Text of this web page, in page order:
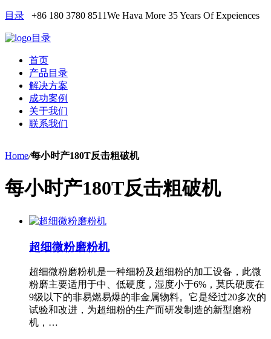
目录 +86 180 3780 8511We Hava More 35 Years Of Expeiences
目录
首页
产品目录
解决方案
成功案例
关于我们
联系我们
Home/每小时产180T反击粗破机
每小时产180T反击粗破机
超细微粉磨粉机
超细微粉磨粉机是一种细粉及超细粉的加工设备，此微
粉磨主要适用于中、低硬度，湿度小于6%，莫氏硬度在
9级以下的非易燃易爆的非金属物料。它是经过20多次的
试验和改进，为超细粉的生产而研发制造的新型磨粉
机，…